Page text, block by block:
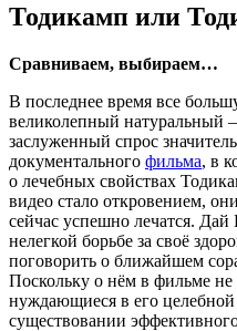
Тодикамп или
Сравниваем, выбираем…
В последнее время все
великолепный натуральный –
заслуженный спрос
документального фильма, в
о лечебных свойствах
видео стало откровением,
сейчас успешно лечатся.
нелегкой борьбе за своё
поговорить о ближайшем
Поскольку о нём в фильме
нуждающиеся в его
существовании